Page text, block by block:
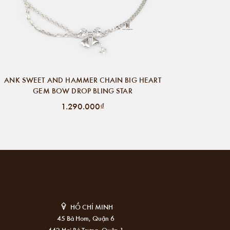
ANK SWEET AND HAMMER CHAIN BIG HEART
GEM BOW DROP BLING STAR
1.290.000₫
HỒ CHÍ MINH
45 Bà Hom, Quận 6